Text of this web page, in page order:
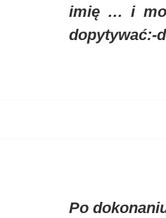
imię … i
dopytywać:-
Po